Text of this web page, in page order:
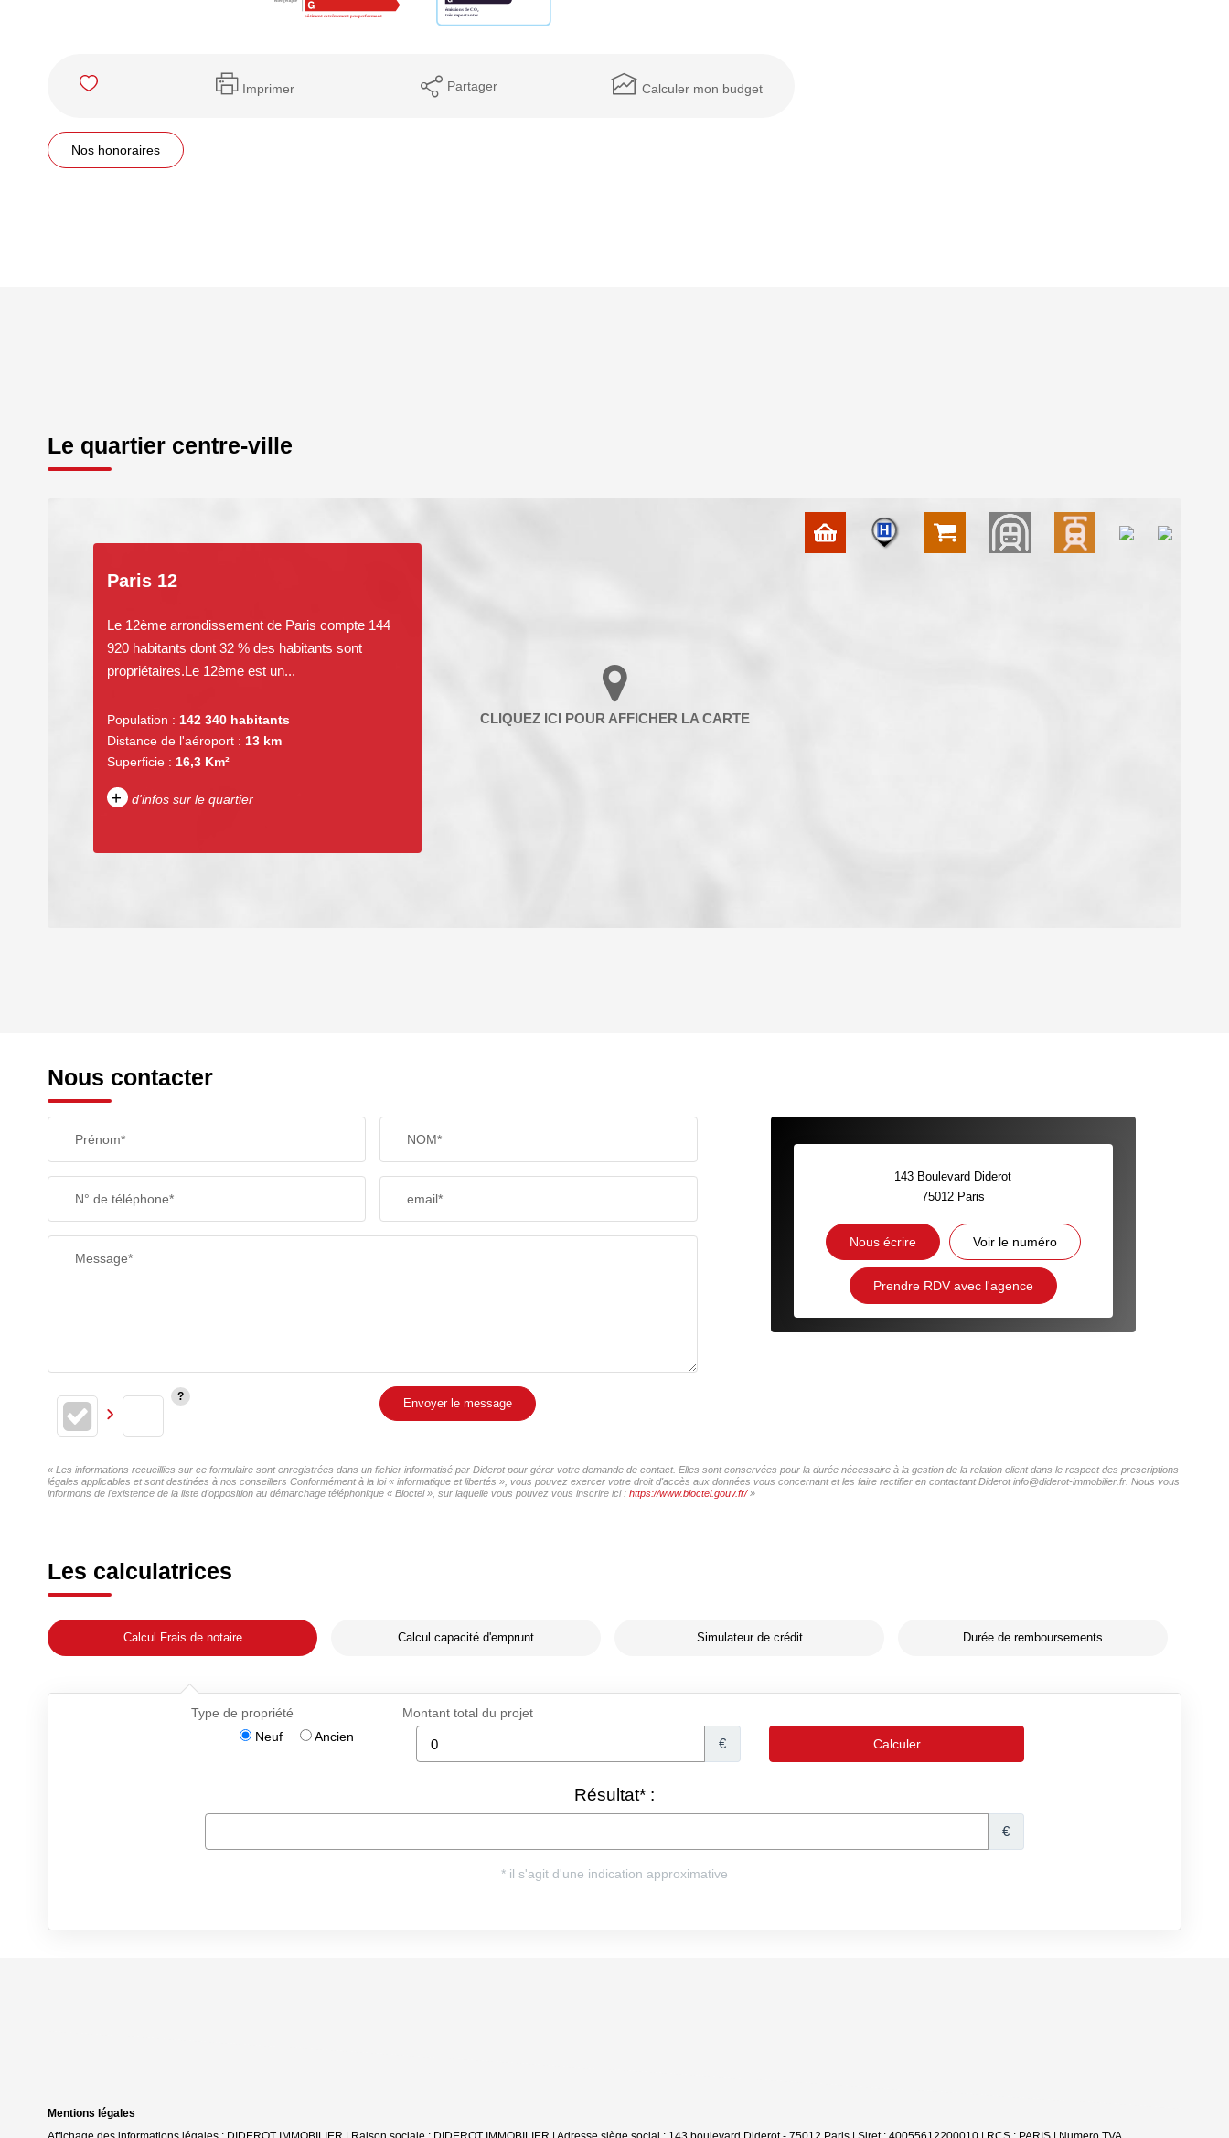
Imprimer Partager Calculer mon budget
Nos honoraires
Le quartier centre-ville
Paris 12
Le 12ème arrondissement de Paris compte 144
920 habitants dont 32 % des habitants sont
propriétaires.Le 12ème est un...
Population : 142 340 habitants
Distance de l'aéroport : 13 km
Superficie : 16,3 Km²
+ d'infos sur le quartier
TAXE FONCIÈRE
SUPERFICIE :
RESTAURANTS ET CAFÉS COMMERCES MÉDECINS
Nous contacter
Prénom* NOM*
N° de téléphone* email*
Message*
Envoyer le message
143 Boulevard Diderot
75012 Paris
Nous écrire Voir le numéro
Prendre RDV avec l'agence
« Les informations recueillies sur ce formulaire sont enregistrées dans un fichier informatisé par Diderot pour gérer votre demande de contact. Elles sont conservées pour la durée nécessaire à la gestion de la relation client dans le respect des prescriptions
légales applicables et sont destinées à nos conseillers Conformément à la loi « informatique et libertés », vous pouvez exercer votre droit d'accès aux données vous concernant et les faire rectifier en contactant Diderot info@diderot-immobilier.fr. Nous vous
informons de l'existence de la liste d'opposition au démarchage téléphonique « Bloctel », sur laquelle vous pouvez vous inscrire ici : https://www.bloctel.gouv.fr/»
Les calculatrices
Calcul Frais de notaire Calcul capacité d'emprunt Simulateur de crédit Durée de remboursements
Mentions légales